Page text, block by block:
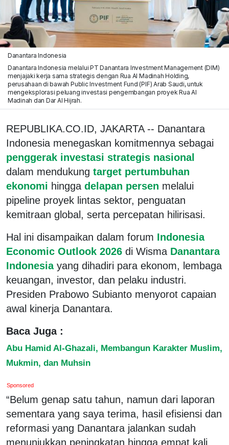
Danantara Indonesia
Danantara Indonesia melalui PT Danantara Investment Management (DIM)
menjajaki kerja sama strategis dengan Rua Al Madinah Holding,
perusahaan di bawah Public Investment Fund (PIF) Arab Saudi, untuk
mengeksplorasi peluang investasi pengembangan proyek Rua Al
Madinah dan Dar Al Hijrah.
REPUBLIKA.CO.ID, JAKARTA -- Danantara
Indonesia menegaskan komitmennya sebagai
penggerak investasi strategis nasional
dalam mendukung target pertumbuhan
ekonomi hingga delapan persen melalui
pipeline proyek lintas sektor, penguatan
kemitraan global, serta percepatan hilirisasi.
Hal ini disampaikan dalam forum Indonesia
Economic Outlook 2026 di Wisma Danantara
Indonesia yang dihadiri para ekonom, lembaga
keuangan, investor, dan pelaku industri.
Presiden Prabowo Subianto menyorot capaian
awal kinerja Danantara.
Baca Juga :
Abu Hamid Al-Ghazali, Membangun Karakter Muslim,
Mukmin, dan Muhsin
Sponsored
“Belum genap satu tahun, namun dari laporan
sementara yang saya terima, hasil efisiensi dan
reformasi yang Danantara jalankan sudah
menunjukkan peningkatan hingga empat kali